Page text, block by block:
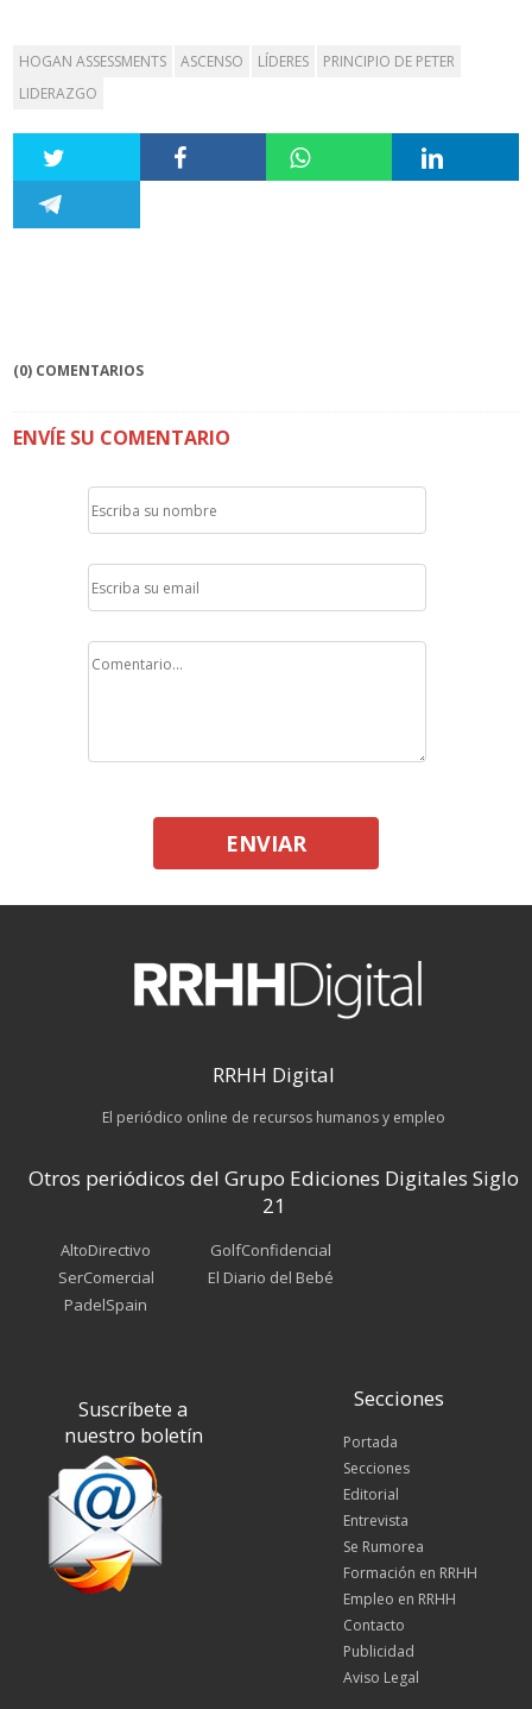
HOGAN ASSESSMENTS ASCENSO LÍDERES
PRINCIPIO DE PETER
LIDERAZGO
(0) COMENTARIOS
ENVÍE SU COMENTARIO
ENVIAR
RRHH Digital
El periódico online de recursos humanos y empleo
Otros periódicos del Grupo Ediciones Digitales Siglo
21
AltoDirectivo
SerComercial
PadelSpain
GolfConfidencial
El Diario del Bebé
Suscríbete a
nuestro boletín
Secciones
Portada
Secciones
Editorial
Entrevista
Se Rumorea
Formación en RRHH
Empleo en RRHH
Contacto
Publicidad
Aviso Legal